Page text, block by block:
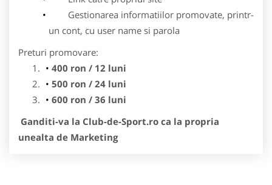
Gestionarea informatiilor promovate, printr-
un cont, cu user name si parola
Preturi promovare:
400 ron / 12 luni
500 ron / 24 luni
600 ron / 36 luni
Ganditi-va la Club-de-Sport.ro ca la propria
unealta de Marketing